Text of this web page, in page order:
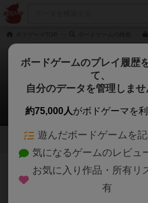
ねこポー
次のおすすめボー
4 8
『ねこポーカー』が好きな方への
このゲームのトップページで投票された「
が近いボードゲームをランキング形式で紹
ボードゲームのプレイ履歴
て、
自分のデータを管理しませ
約75,000人がボドゲーマを利
遊んだボードゲームを
気になるゲームのレビュ
お気に入り作品・所有リ
有